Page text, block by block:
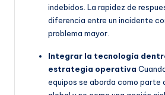
indebidos. La rapidez de
diferencia entre un incidente
problema mayor.
Integrar la tecnología
estrategia operativa
equipos se aborda como parte